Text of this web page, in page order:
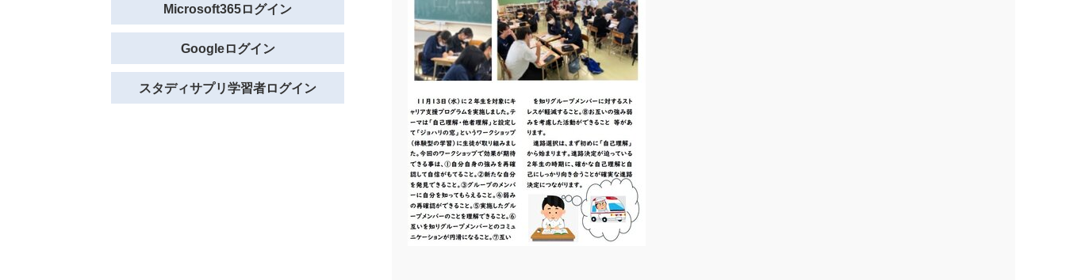
Microsoft365ログイン
Googleログイン
スタディサプリ学習者ログイン